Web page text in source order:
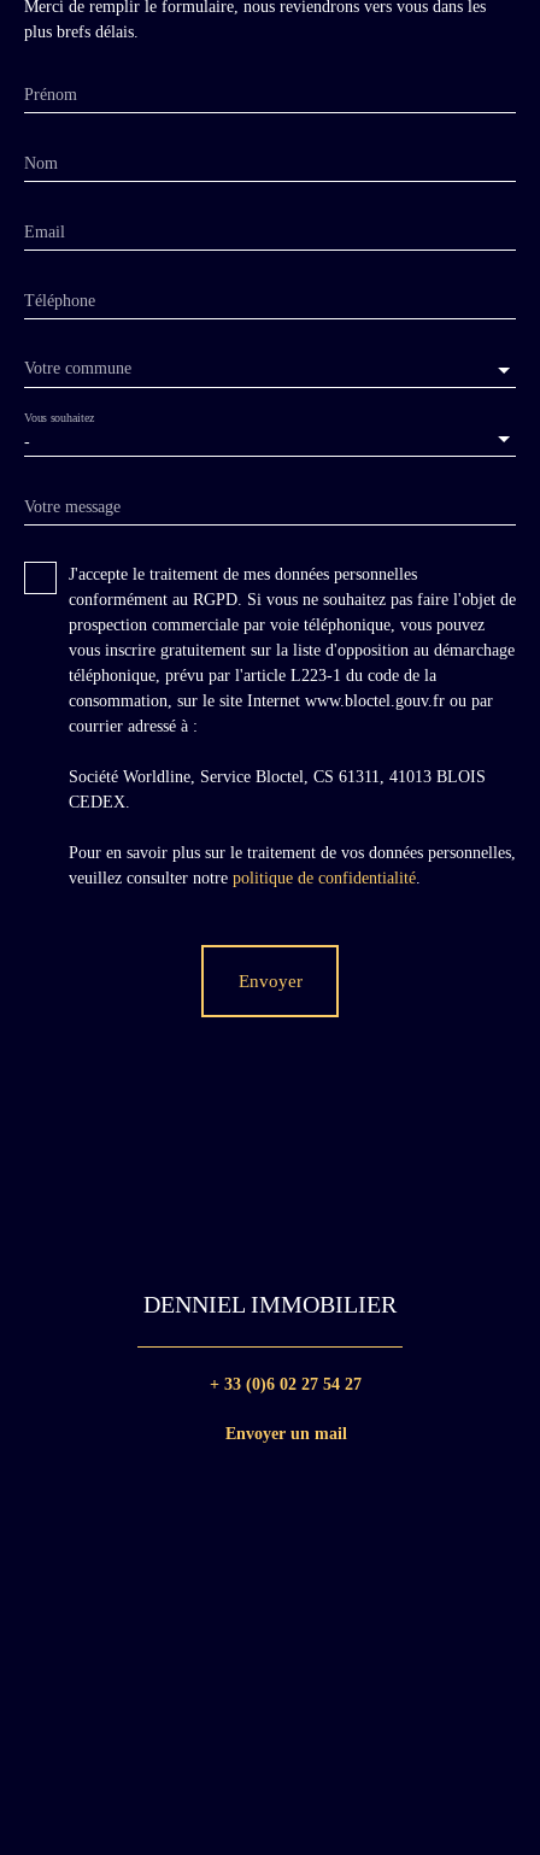
Merci de remplir le formulaire, nous reviendrons vers vous dans les
plus brefs délais.
Prénom
Nom
Email
Téléphone
Votre commune
-
Vous souhaitez
Votre message
J'accepte le traitement de mes données personnelles
conformément au RGPD. Si vous ne souhaitez pas faire l'objet de
prospection commerciale par voie téléphonique, vous pouvez
vous inscrire gratuitement sur la liste d'opposition au démarchage
téléphonique, prévu par l'article L223-1 du code de la
consommation, sur le site Internet www.bloctel.gouv.fr ou par
courrier adressé à :
Société Worldline, Service Bloctel, CS 61311, 41013 BLOIS
CEDEX.
Pour en savoir plus sur le traitement de vos données personnelles,
veuillez consulter notre politique de confidentialité
Envoyer
DENNIEL IMMOBILIER
+ 33 (0)6 02 27 54 27
Envoyer un mail